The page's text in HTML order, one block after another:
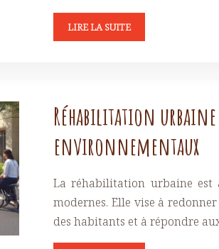
LIRE LA SUITE
Réhabilitation
environnementaux
La réhabilitation urbaine est
modernes. Elle vise à
des habitants et à répondre